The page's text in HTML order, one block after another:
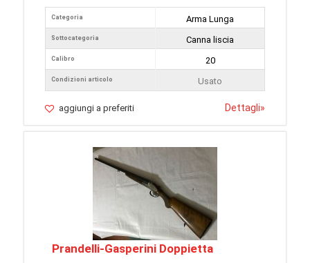
Categoria
Sottocategoria
Calibro
Condizioni articolo
Arma Lunga
Canna liscia
20
Usato
aggiungi a preferiti Dettagli»
Prandelli-Gasperini Doppietta